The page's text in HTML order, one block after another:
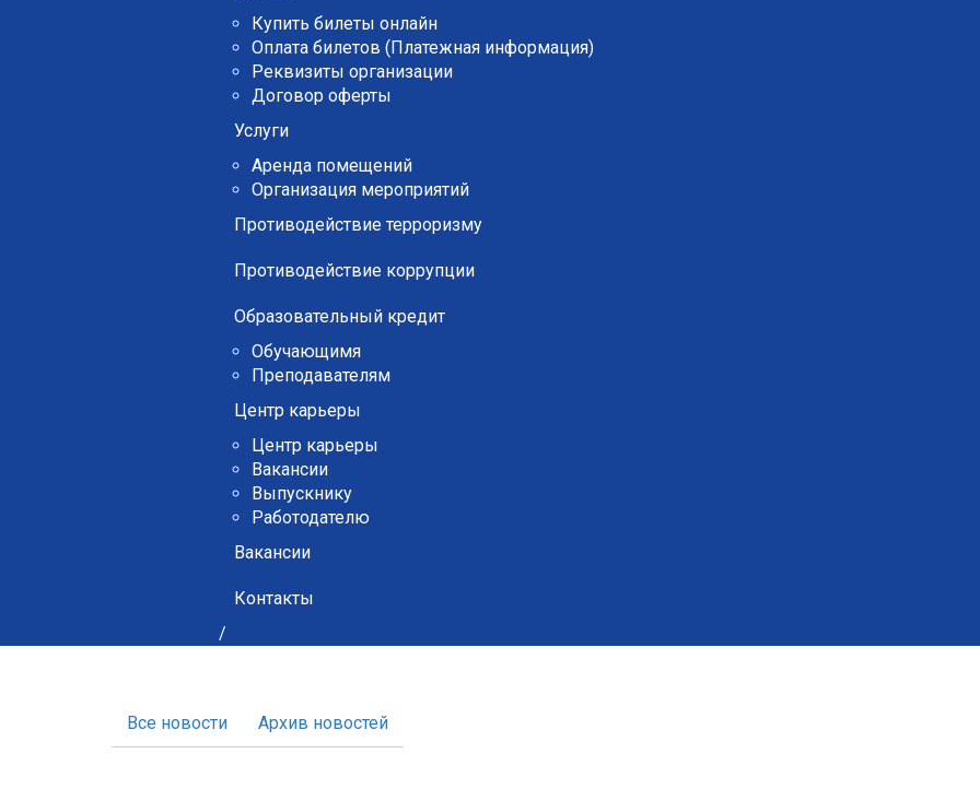
Купить билеты онлайн
Оплата билетов (Платежная информация)
Реквизиты организации
Договор оферты
Услуги
Аренда помещений
Организация мероприятий
Противодействие терроризму
Противодействие коррупции
Образовательный кредит
Обучающимя
Преподавателям
Центр карьеры
Центр карьеры
Вакансии
Выпускнику
Работодателю
Вакансии
Контакты
/
Все новости Архив новостей